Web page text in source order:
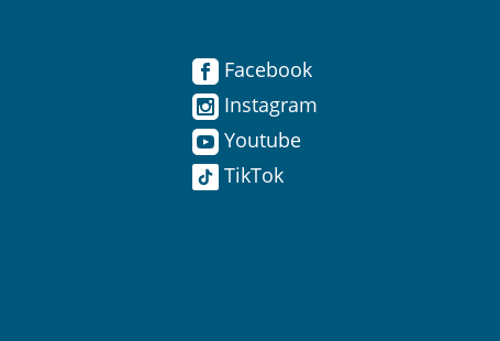
Facebook
Instagram
Youtube
TikTok